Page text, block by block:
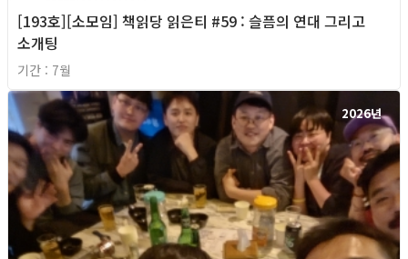
[193호][소모임] 책읽당 읽은티 #59 : 슬픔의 연대 그리고
소개팅
기간 : 7월
2026년